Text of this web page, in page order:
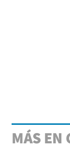
MÁS EN